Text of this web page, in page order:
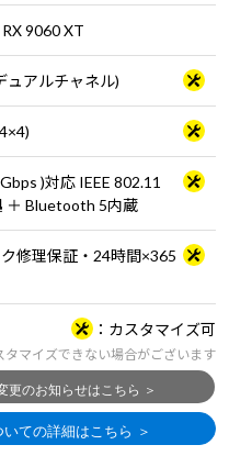
9060 XT
ュアルチャネル)
)対応 IEEE 802.11
＋ Bluetooth 5内蔵
修理保証・24時間×365
カスタマイズ可
マイズできない場合がございます